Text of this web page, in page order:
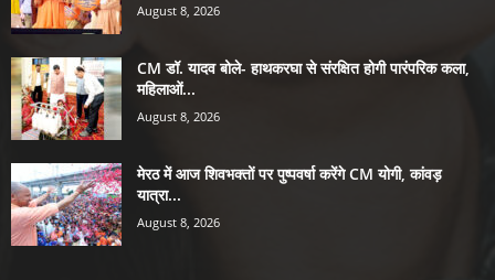
August 8, 2026
CM डॉ. यादव बोले- हाथकरघा से संरक्षित होगी पारंपरिक कला,
महिलाओं...
August 8, 2026
मेरठ में आज शिवभक्तों पर पुष्पवर्षा करेंगे CM योगी, कांवड़
यात्रा...
August 8, 2026